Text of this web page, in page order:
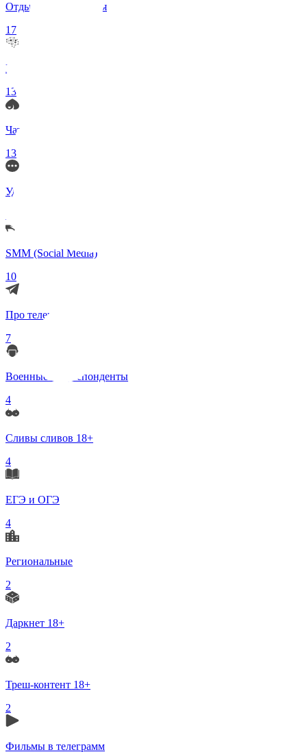
Отдых и Развлечения
17
Нейросети и ИИ
13
Чаты по интересам
13
Удаленка (Работа)
SMM (Social Media)
10
Про телеграмм
7
Военные корреспонденты
4
Сливы сливов 18+
4
ЕГЭ и ОГЭ
4
Региональные
2
Даркнет 18+
2
Треш-контент 18+
2
Фильмы в телеграмм